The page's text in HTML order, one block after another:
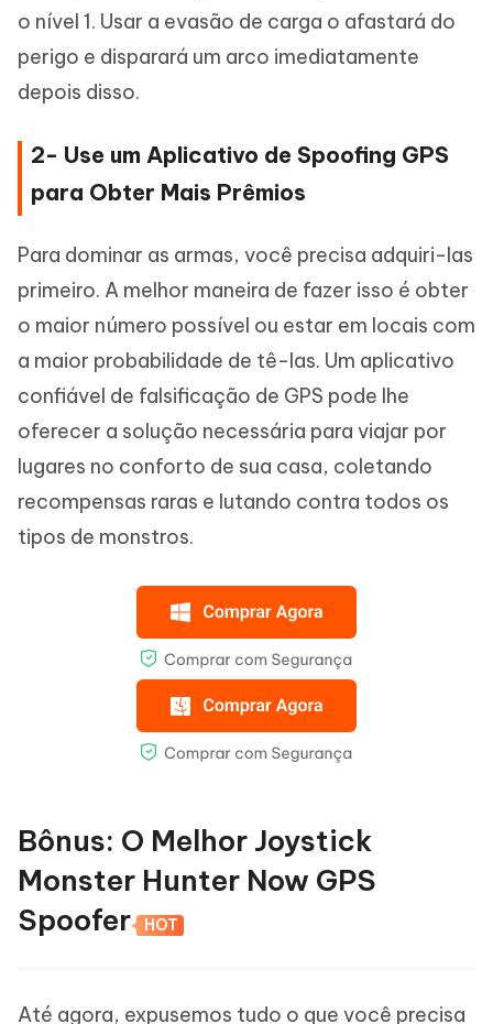
o nível 1. Usar a evasão de carga o afastará do
perigo e disparará um arco imediatamente
depois disso.
2- Use um Aplicativo de Spoofing GPS
para Obter Mais Prêmios
Para dominar as armas, você precisa adquiri-las
primeiro. A melhor maneira de fazer isso é obter
o maior número possível ou estar em locais com
a maior probabilidade de tê-las. Um aplicativo
confiável de falsificação de GPS pode lhe
oferecer a solução necessária para viajar por
lugares no conforto de sua casa, coletando
recompensas raras e lutando contra todos os
tipos de monstros.
Bônus: O Melhor Joystick
Monster Hunter Now GPS
Spoofer
HOT
Até agora, expusemos tudo o que você precisa